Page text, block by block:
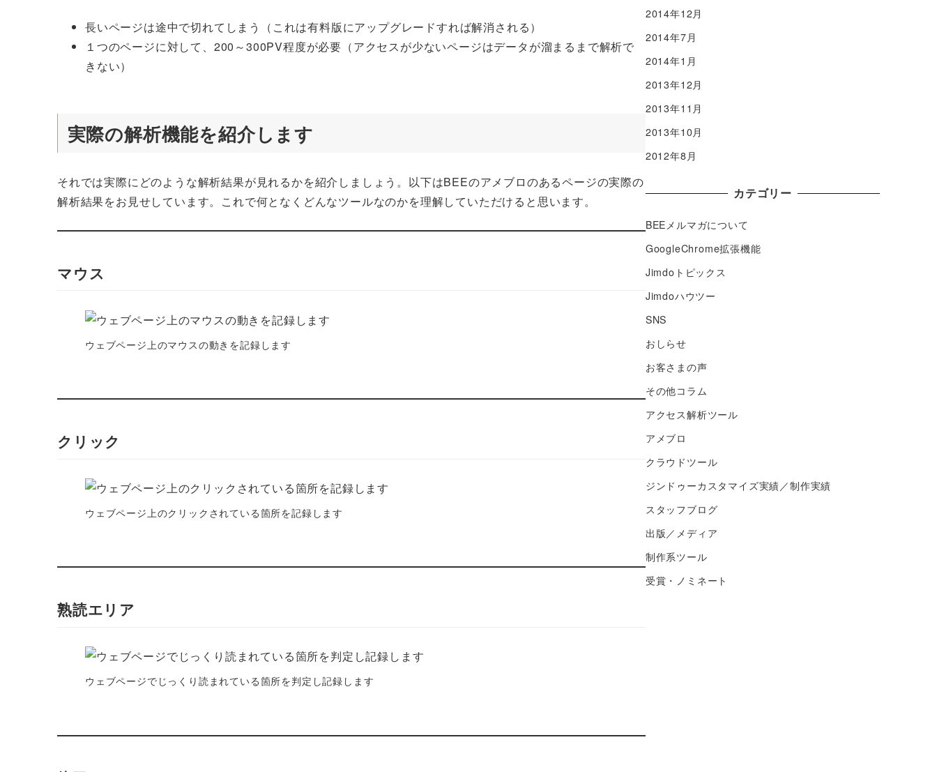
長いページは途中で切れてしまう（これは有料版にアップグレードすれば解消される）
１つのページに対して、200～300PV程度が必要（アクセスが少ないページはデータが溜まるまで解析で
きない）
実際の解析機能を紹介します
それでは実際にどのような解析結果が見れるかを紹介しましょう。以下はBEEのアメブロのあるページの実際の
解析結果をお見せしています。これで何となくどんなツールなのかを理解していただけると思います。
マウス
ウェブページ上のマウスの動きを記録します
クリック
ウェブページ上のクリックされている箇所を記録します
熟読エリア
ウェブページでじっくり読まれている箇所を判定し記録します
2014年12月
2014年7月
2014年1月
2013年12月
2013年11月
2013年10月
2012年8月
カテゴリー
BEEメルマガについて
GoogleChrome拡張機能
Jimdoトピックス
Jimdoハウツー
SNS
おしらせ
お客さまの声
その他コラム
アクセス解析ツール
アメブロ
クラウドツール
ジンドゥーカスタマイズ実績／制作実績
スタッフブログ
出版／メディア
制作系ツール
受賞・ノミネート